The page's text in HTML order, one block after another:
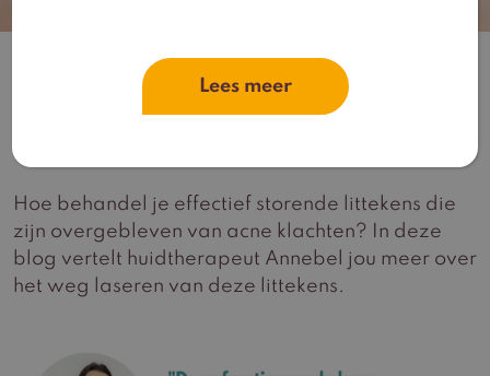
Acne littekens weg
Hoe behandel je effectief storende littekens die
zijn overgebleven van acne klachten? In deze
blog vertelt huidtherapeut Annebel jou meer over
het weg laseren van deze littekens.
Lees meer